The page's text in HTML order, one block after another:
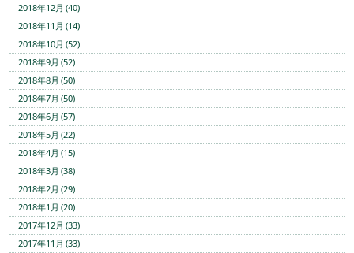
2018年12月 (40)
2018年11月 (14)
2018年10月 (52)
2018年9月 (52)
2018年8月 (50)
2018年7月 (50)
2018年6月 (57)
2018年5月 (22)
2018年4月 (15)
2018年3月 (38)
2018年2月 (29)
2018年1月 (20)
2017年12月 (33)
2017年11月 (33)